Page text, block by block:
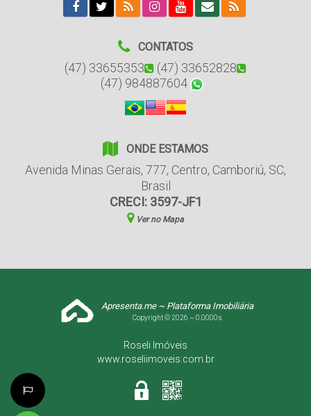
CONTATOS
(47) 33655353
(47) 33652828
(47) 984887604
ONDE ESTAMOS
Avenida Minas Gerais, 777, Centro, Camboriú, SC,
Brasil
CRECI: 3597-JF1
Ver no Mapa
Apresenta.me ~ Plataforma Imobiliária
Copyright © 2026 ~ 0.0000s
Roseli Imóveis
www.roseliimoveis.com.br